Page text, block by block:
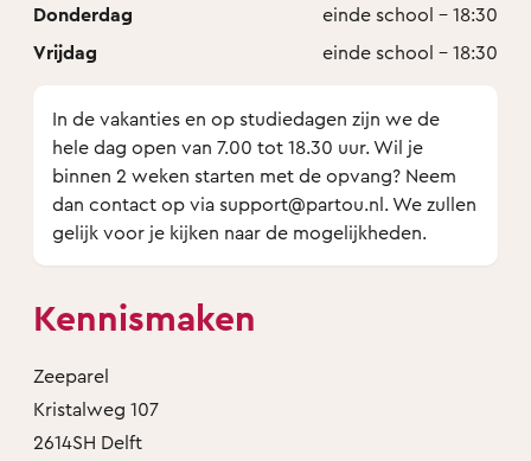
Donderdag
einde school - 18:30
Vrijdag
einde school - 18:30
In de vakanties en op studiedagen zijn we de
hele dag open van 7.00 tot 18.30 uur. Wil je
binnen 2 weken starten met de opvang? Neem
dan contact op via support@partou.nl. We zullen
gelijk voor je kijken naar de mogelijkheden.
Kennismaken
Zeeparel
Kristalweg 107
2614SH Delft